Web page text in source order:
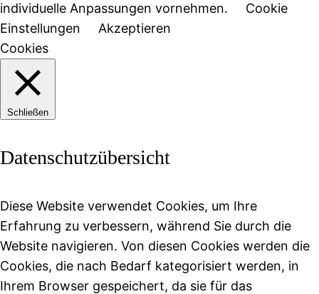
individuelle Anpassungen vornehmen.
Cookie
Einstellungen
Akzeptieren
Cookies
Schließen
Datenschutzübersicht
Diese Website verwendet Cookies, um Ihre
Erfahrung zu verbessern, während Sie durch die
Website navigieren. Von diesen Cookies werden die
Cookies, die nach Bedarf kategorisiert werden, in
Ihrem Browser gespeichert, da sie für das